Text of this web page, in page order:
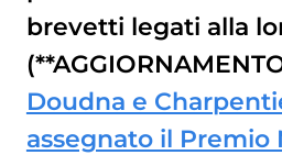
brevetti legati alla
Doudna e
assegnato il Premio